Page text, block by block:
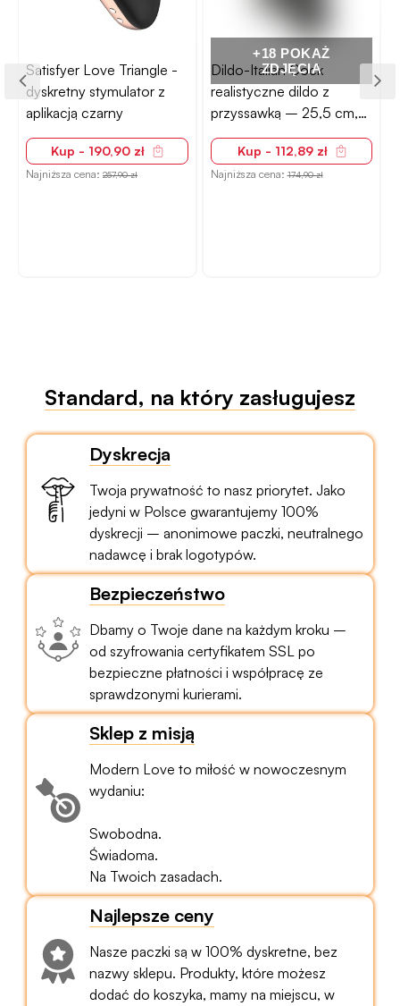
Satisfyer Love Triangle -
dyskretny stymulator z
aplikacją czarny
Kup - 190,90 zł
Najniższa cena:257,90 zł
+18 POKAŻ
ZDJĘCIA
Dildo-Italian Cock
realistyczne dildo z
przyssawką – 25,5 cm,
czarne, super
realistyczneKup - 112,89 zł
Najniższa cena:174,90 zł
Standard, na który zasługujesz
Dyskrecja
Twoja prywatność to nasz priorytet. Jako
jedyni w Polsce gwarantujemy 100%
dyskrecji – anonimowe paczki, neutralnego
nadawcę i brak logotypów.
Bezpieczeństwo
Dbamy o Twoje dane na każdym kroku –
od szyfrowania certyfikatem SSL po
bezpieczne płatności i współpracę ze
sprawdzonymi kurierami.
Sklep z misją
Modern Love to miłość w nowoczesnym
wydaniu:
Swobodna.
Świadoma.
Na Twoich zasadach.
Najlepsze ceny
Nasze paczki są w 100% dyskretne, bez
nazwy sklepu. Produkty, które możesz
dodać do koszyka, mamy na miejscu, w